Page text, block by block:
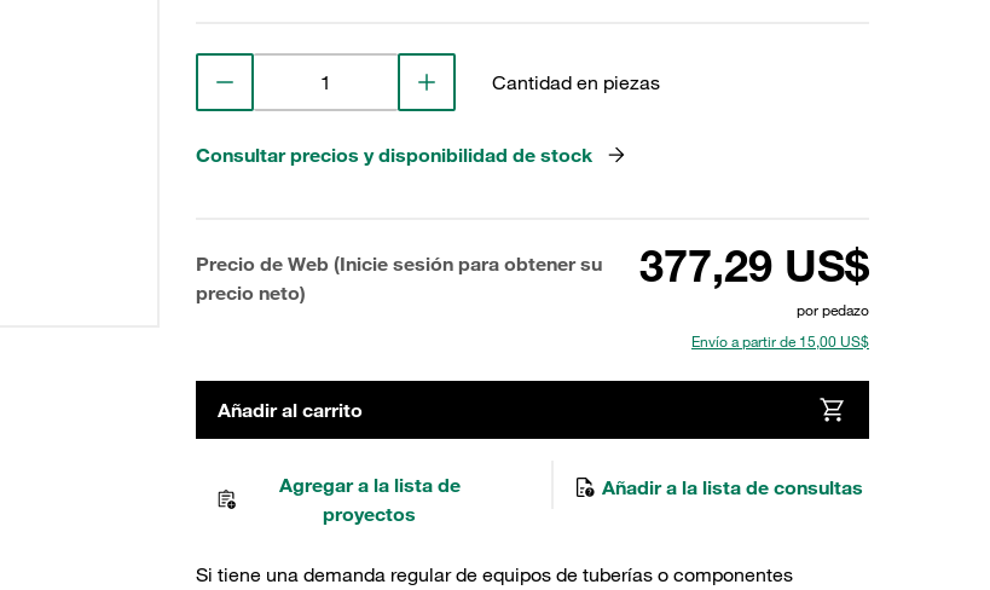
Cantidad en piezas
Consultar precios y disponibilidad de stock
Precio de Web (Inicie sesión para obtener su
precio neto)
377,29 US$
por pedazo
Envío a partir de 15,00 US$
Añadir al carrito
Agregar a la lista de
proyectos
Añadir a la lista de consultas
Si tiene una demanda regular de equipos de tuberías o componentes